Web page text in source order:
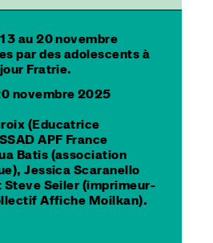
au 20 novembre
par des adolescents à
Fratrie.
novembre 2025
(Educatrice
APF France
Batis (association
Jessica Scaranello
Seiler (imprimeur-
Affiche Moilkan).